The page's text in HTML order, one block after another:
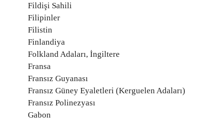
Fildişi Sahili
Filipinler
Filistin
Finlandiya
Folkland Adaları, İngiltere
Fransa
Fransız Guyanası
Fransız Güney Eyaletleri (Kerguelen Adaları)
Fransız Polinezyası
Gabon